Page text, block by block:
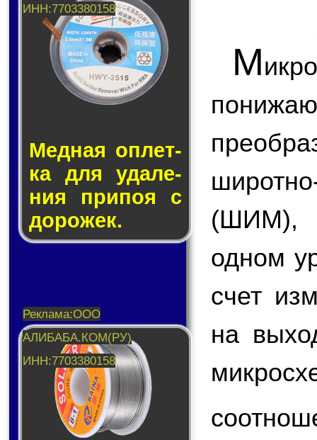
Медная оп­лет­
ка для уда­ле­
ния при­поя с
до­ро­жек.
М
(ШИМ),
одном
счет
на